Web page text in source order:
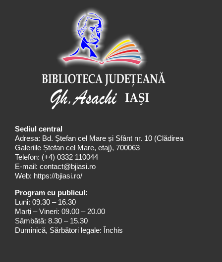
Sediul central
Adresa: Bd. Ștefan cel Mare și Sfânt nr. 10 (Clădirea
Galeriile Ștefan cel Mare, etaj), 700063
Telefon: (+4) 0332 110044
E-mail: contact@bjiasi.ro
Web: https://bjiasi.ro/
Program cu publicul:
Luni: 09.30 – 16.30
Marți – Vineri: 09.00 – 20.00
Sâmbătă: 8.30 – 15.30
Duminică, Sărbători legale: Închis